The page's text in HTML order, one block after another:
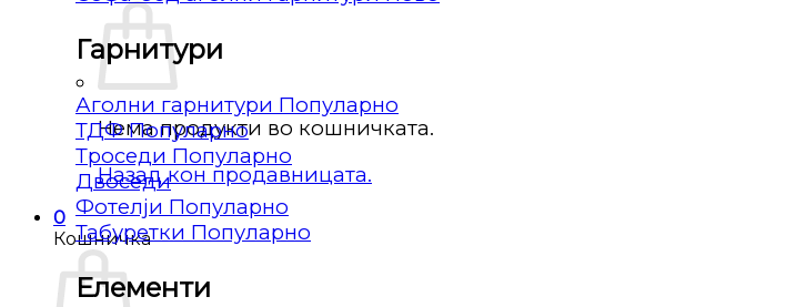
Нема продукти во кошничката.
Назад кон продавницата.
0
Кошничка
Гарнитури
Аголни гарнитури
ТДФ
Троседи
Двоседи
Фотелји
Табуретки
Елементи